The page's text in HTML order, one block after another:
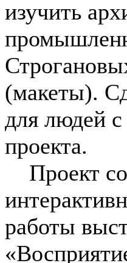
изучить
(макеты).
для людей
проекта.
Проект
работы